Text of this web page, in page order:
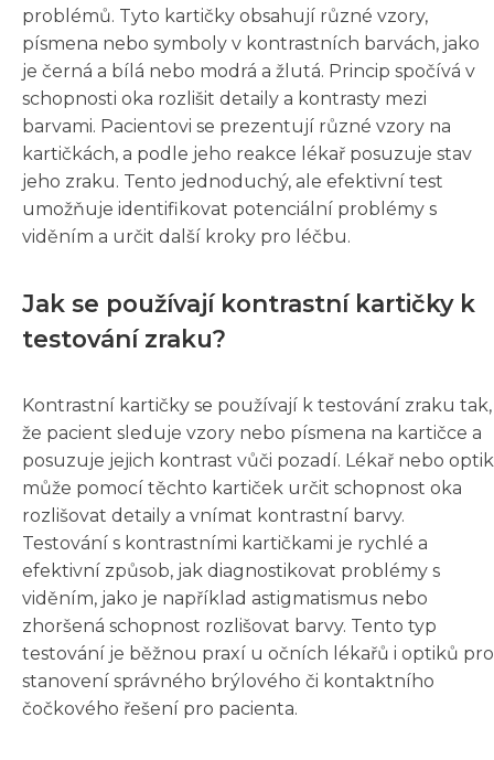
problémů. Tyto kartičky obsahují různé vzory,
písmena nebo symboly v kontrastních barvách, jako
je černá a bílá nebo modrá a žlutá. Princip spočívá v
schopnosti oka rozlišit detaily a kontrasty mezi
barvami. Pacientovi se prezentují různé vzory na
kartičkách, a podle jeho reakce lékař posuzuje stav
jeho zraku. Tento jednoduchý, ale efektivní test
umožňuje identifikovat potenciální problémy s
viděním a určit další kroky pro léčbu.
Jak se používají kontrastní kartičky k
testování zraku?
Kontrastní kartičky se používají k testování zraku tak,
že pacient sleduje vzory nebo písmena na kartičce a
posuzuje jejich kontrast vůči pozadí. Lékař nebo optik
může pomocí těchto kartiček určit schopnost oka
rozlišovat detaily a vnímat kontrastní barvy.
Testování s kontrastními kartičkami je rychlé a
efektivní způsob, jak diagnostikovat problémy s
viděním, jako je například astigmatismus nebo
zhoršená schopnost rozlišovat barvy. Tento typ
testování je běžnou praxí u očních lékařů i optiků pro
stanovení správného brýlového či kontaktního
čočkového řešení pro pacienta.